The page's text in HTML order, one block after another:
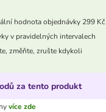
hodnota objednávky 299 Kč
v pravidelných intervalech
změňte, zrušte kdykoli
za tento produkt
více zde